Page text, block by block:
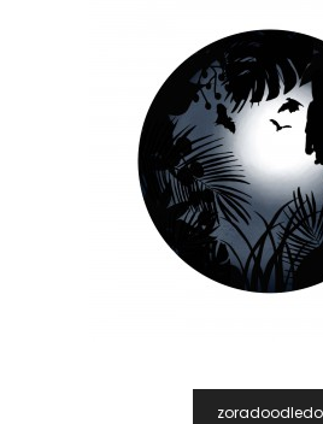
Beitragsnavigationzoradoodledo